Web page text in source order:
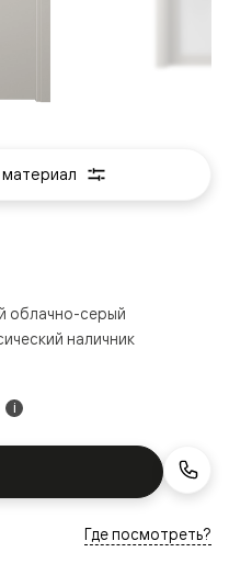
i
облачно-серый
наличник
Где посмотреть?